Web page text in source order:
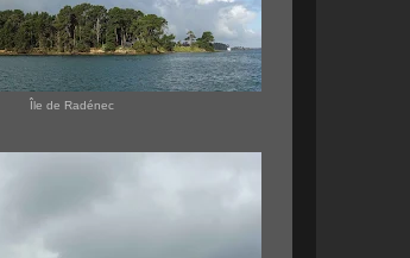
Île de Radénec